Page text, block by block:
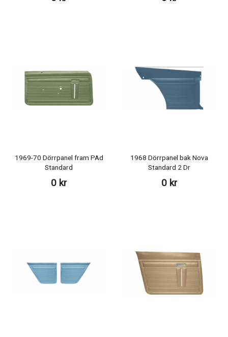
1969-70 Dörrpanel fram PAd
Standard
0 kr
1968 Dörrpanel bak Nova
Standard 2 Dr
0 kr